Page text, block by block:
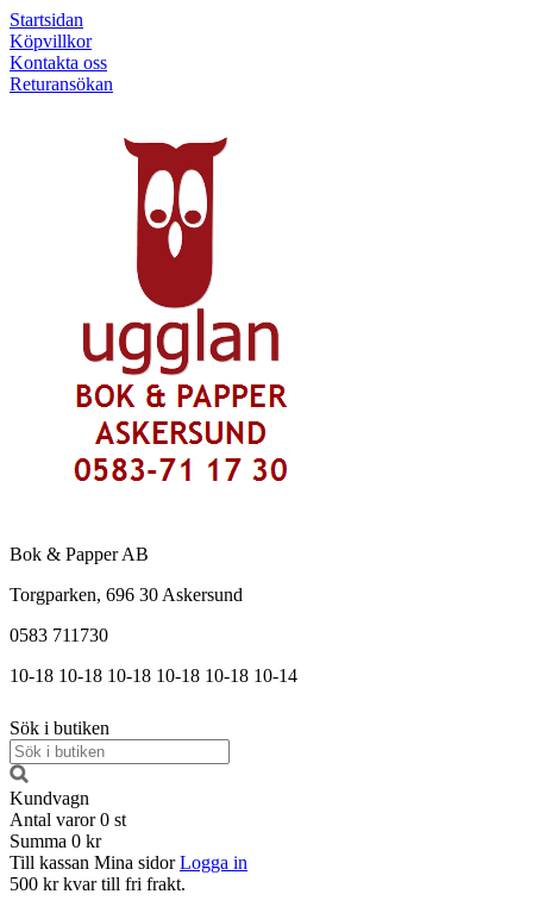
Startsidan
Köpvillkor
Kontakta oss
Returansökan
Bok & Papper AB
Torgparken, 696 30 Askersund
0583 711730
10-18 10-18 10-18 10-18 10-18 10-14
Sök i butiken
Kundvagn
Antal varor 0 st
Summa 0 kr
Till kassan Mina sidor Logga in
500 kr kvar till fri frakt.